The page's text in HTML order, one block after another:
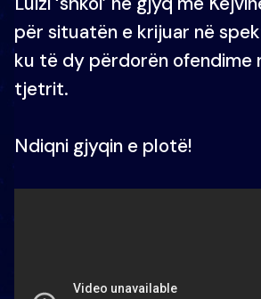
për situatën e krijuar në
ku të dy përdorën ofendime
tjetrit.
Ndiqni gjyqin e plotë!